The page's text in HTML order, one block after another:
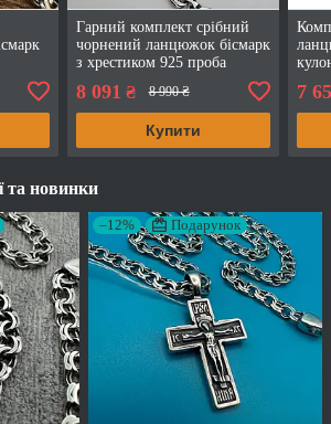
Гарний комплект срібний
чорнений ланцюжок бісмарк
з хрестиком 925 проба
8 091 ₴ 8 990 ₴
Купити
7
та новинки
–12% Подарунок